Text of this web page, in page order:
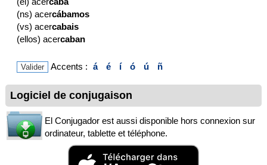
(ns) acercábamos
(vs) acercabais
(ellos) acercaban
Accents : á é í ó ú ñ
Logiciel de conjugaison
El Conjugador est aussi disponible hors connexion sur
ordinateur, tablette et téléphone.